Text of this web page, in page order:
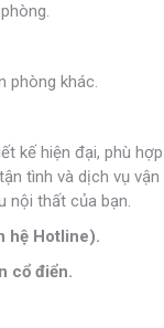
phòng khác.
kế hiện đại, phù
tình và dịch vụ vận
nội thất của bạn.
hệ Hotline).
cổ điển.